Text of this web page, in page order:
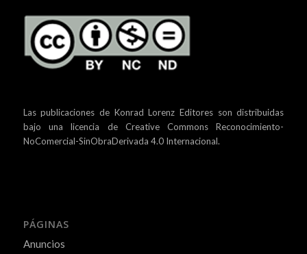
Las publicaciones de Konrad Lorenz Editores son distribuidas
bajo unalicencia de Creative Commons Reconocimiento-
NoComercial-SinObraDerivada 4.0 Internacional.
PÁGINAS
Anuncios